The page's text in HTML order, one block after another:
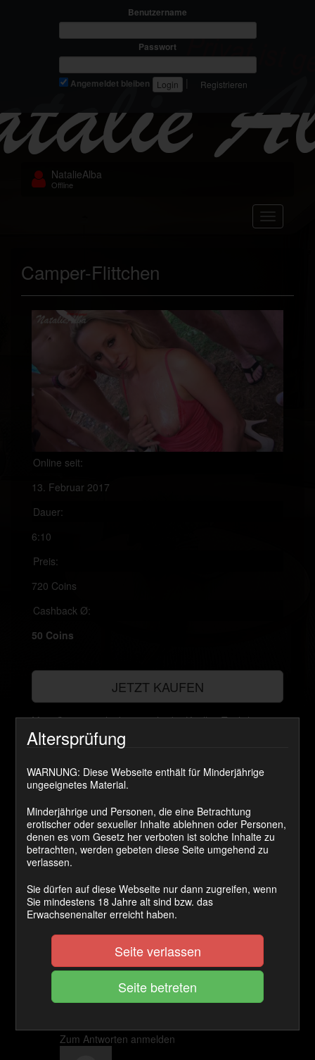
Benutzername
Passwort
Angemeldet bleiben Registrieren
NatalieAlba
Offline
Camper-Flittchen
Online seit:
13. Februar 2017
Dauer:
6:10
Preis:
720 Coins
Cashback Ø:
50 Coins
JETZT KAUFEN
Mein Campingurlaub war echt der Knaller. Täglich
standen die Männer bei mir Schlange, um ihre
Sacksahne loszuwerden. Am letzten Tag gab es noch
Hammer!
Kategorie(n):Outdoor? Ich stehe voll auf das Risiko!
Schlagwort(e):Anspritzen,AO, Ficken,Gangbang,
Gesichtsbesamung
Kommentare
Da wäre ich gerne dabei gewesen. Ich hätte mich
hinter Dich gekniet und Dir meine Sahne zwischen
Nylonfusssohle und Sohle von den Pumps
Zum Antworten anmelden
Altersprüfung
WARNUNG: Diese Webseite enthält für Minderjährige
ungeeignetes Material.
Minderjährige und Personen, die eine Betrachtung
erotischer oder sexueller Inhalte ablehnen oder Personen,
denen es vom Gesetz her verboten ist solche Inhalte zu
betrachten, werden gebeten diese Seite umgehend zu
verlassen.
Sie dürfen auf diese Webseite nur dann zugreifen, wenn
Sie mindestens 18 Jahre alt sind bzw. das
Erwachsenenalter erreicht haben.
Seite verlassen